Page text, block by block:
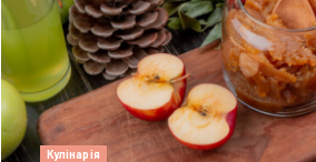
Кулінарія